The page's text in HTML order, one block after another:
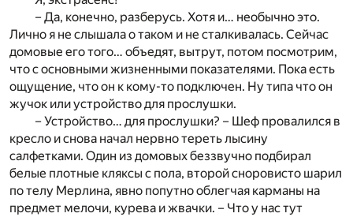
– Да, конечно, разберусь. Хотя и… необычно это.
Лично я не слышала о таком и не сталкивалась. Сейчас
домовые его того… объедят, вытрут, потом посмотрим,
что с основными жизненными показателями. Пока есть
ощущение, что он к кому-то подключен. Ну типа что он
жучок или устройство для прослушки.
– Устройство… для прослушки? – Шеф провалился в
кресло и снова начал нервно тереть лысину
салфетками. Один из домовых беззвучно подбирал
белые плотные кляксы с пола, второй сноровисто шарил
по телу Мерлина, явно попутно облегчая карманы на
предмет мелочи, курева и жвачки. – Что у нас тут